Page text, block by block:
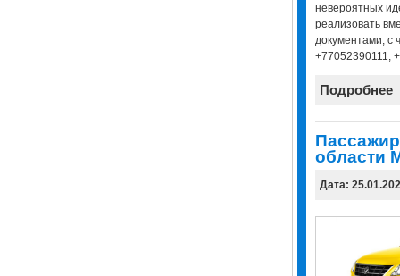
невероятных
реализовать
документами, с
+77052390111,
Подробнее
области
Дата: